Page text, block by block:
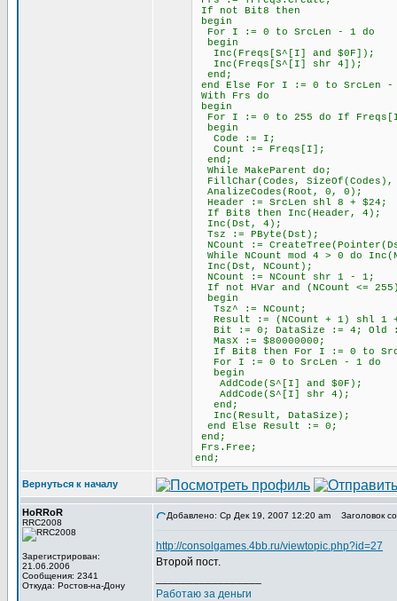
If not Bit8 then
begin
For I := 0 to SrcLen - 1 do
begin
Inc(Freqs[S^[I] and $0F]);
Inc(Freqs[S^[I] shr 4]);
end;
end Else For I := 0 to SrcLen
With Frs do
begin
For I := 0 to 255 do If Freqs[I]
begin
Code := I;
Count := Freqs[I];
end;
While MakeParent do;
FillChar(Codes,
AnalizeCodes(Root, 0, 0);
Header := SrcLen shl 8 + $24;
If Bit8 then Inc(Header, 4);
Inc(Dst, 4);
Tsz := PByte(Dst);
NCount :=
While NCount mod 4 > 0 do
Inc(Dst, NCount);
NCount := NCount shr 1 - 1;
If not HVar and (NCount <=
begin
Tsz^ := NCount;
Result := (NCount + 1) shl 1
Bit := 0; DataSize := 4; Old
MasX := $80000000;
If Bit8 then For I := 0 to
For I := 0 to SrcLen - 1 do
begin
AddCode(S^[I] and $0F);
AddCode(S^[I] shr 4);
end;
Inc(Result, DataSize);
end Else Result := 0;
end;
Frs.Free;
end;
Вернуться к началу
HoRRoR
RRC2008
Зарегистрирован:
21.06.2006
Сообщения: 2341
Откуда: Ростов-на-Дону
Добавлено: Ср Дек 19, 2007 12:20 am Заголовок
http://consolgames.4bb.ru/viewtopic.php?id=27
Второй пост.
Работаю за деньги